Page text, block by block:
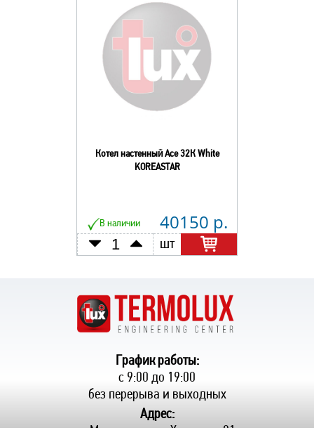
Котел настенный Асе 32К White
KOREASTAR
В наличии 40150 р.
шт
График работы:
с 9:00 до 19:00
без перерыва и выходных
Адрес: